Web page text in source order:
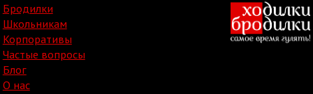
Бродилки
Школьникам
Корпоративы
Частые вопросы
Блог
О нас